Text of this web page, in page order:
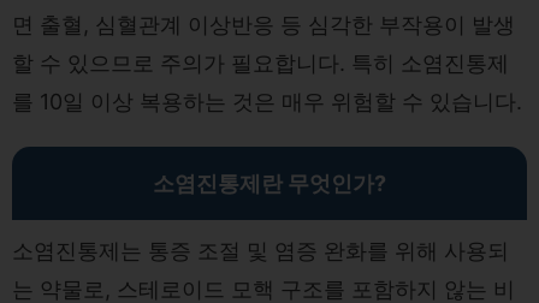
면 출혈, 심혈관계 이상반응 등 심각한 부작용이 발생
할 수 있으므로 주의가 필요합니다. 특히 소염진통제
를 10일 이상 복용하는 것은 매우 위험할 수 있습니다.
소염진통제란 무엇인가?
소염진통제는 통증 조절 및 염증 완화를 위해 사용되
는 약물로, 스테로이드 모핵 구조를 포함하지 않는 비